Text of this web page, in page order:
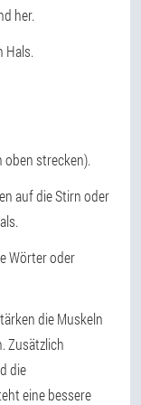
her.
Hals.
strecken).
auf die Stirn oder
Wörter oder
die Muskeln
Zusätzlich
die
eine bessere